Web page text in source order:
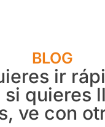
BLOG
ir
si quieres
ve con